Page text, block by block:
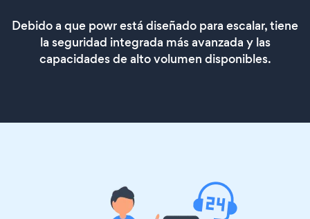
Debido a que powr está diseñado para escalar, tiene
la seguridad integrada más avanzada y las
capacidades de alto volumen disponibles.